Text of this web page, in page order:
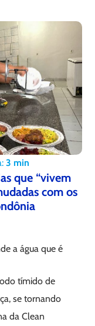
3 min
que “vivem
com os
a água que é
tímido de
se tornando
da Clean